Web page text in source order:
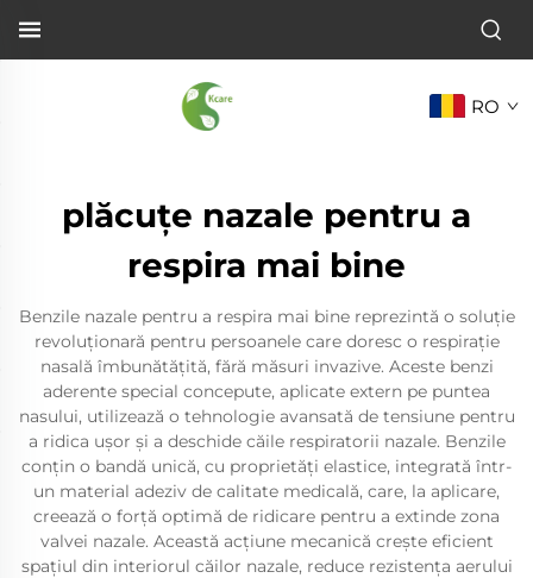
RO
plăcuțe nazale pentru a
respira mai bine
Benzile nazale pentru a respira mai bine reprezintă o soluție
revoluționară pentru persoanele care doresc o respirație
nasală îmbunătățită, fără măsuri invazive. Aceste benzi
aderente special concepute, aplicate extern pe puntea
nasului, utilizează o tehnologie avansată de tensiune pentru
a ridica ușor și a deschide căile respiratorii nazale. Benzile
conțin o bandă unică, cu proprietăți elastice, integrată într-
un material adeziv de calitate medicală, care, la aplicare,
creează o forță optimă de ridicare pentru a extinde zona
valvei nazale. Această acțiune mecanică crește eficient
spațiul din interiorul căilor nazale, reduce rezistența aerului